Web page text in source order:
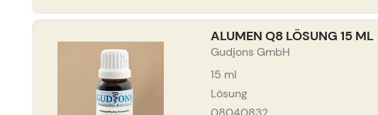
ALUMEN Q8 LÖSUNG 15 ML
Gudjons GmbH
15 ml
Lösung